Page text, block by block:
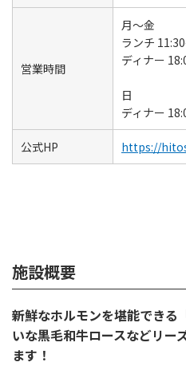
営業時間
月～金
ランチ
ディナー
日
ディナー
公式HP https://
施設概要
新鮮なホルモンを堪能できる
いな黒毛和牛ロースなどリー
ます！